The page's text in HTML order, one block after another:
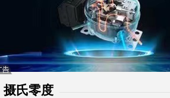
摄氏零度